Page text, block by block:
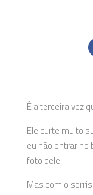
É a terceira vez
Ele curte muito
eu não entrar
foto dele.
Mas com o